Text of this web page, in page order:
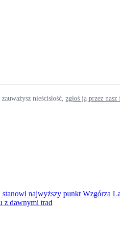
nieścisłość, zgłoś ją przez
najwyższy punkt Wzgórza
z dawnymi trad